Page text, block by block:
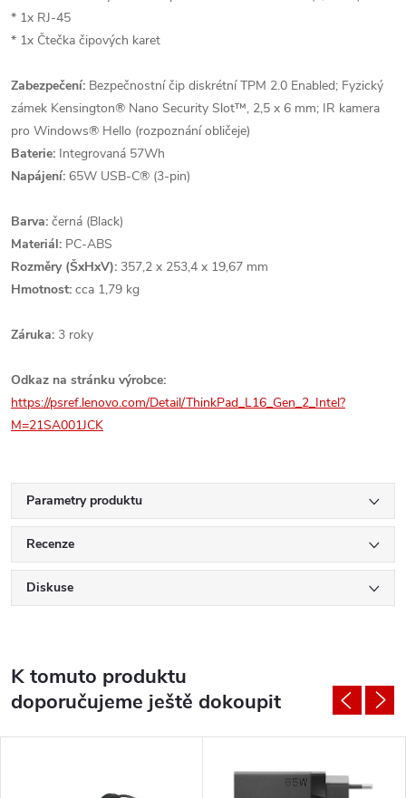
* 1x RJ-45
* 1x Čtečka čipových karet
Zabezpečení: Bezpečnostní čip diskrétní TPM 2.0 Enabled; Fyzický
zámek Kensington® Nano Security Slot™, 2,5 x 6 mm; IR kamera
pro Windows® Hello (rozpoznání obličeje)
Baterie: Integrovaná 57Wh
Napájení: 65W USB-C® (3-pin)
Barva: černá (Black)
Materiál: PC-ABS
Rozměry (ŠxHxV): 357,2 x 253,4 x 19,67 mm
Hmotnost: cca 1,79 kg
Záruka: 3 roky
Odkaz na stránku výrobce:
https://psref.lenovo.com/Detail/ThinkPad_L16_Gen_2_Intel?
M=21SA001JCK
Parametry produktu
Recenze
Diskuse
K tomuto produktu
doporučujeme ještě dokoupit